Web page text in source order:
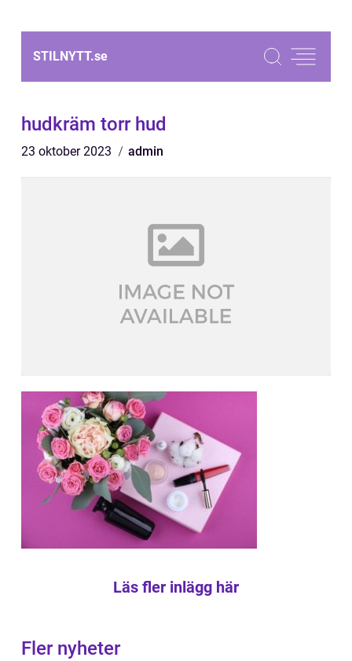
STILNYTT.se
hudkräm torr hud
23 oktober 2023 admin
Läs fler inlägg här
Fler nyheter